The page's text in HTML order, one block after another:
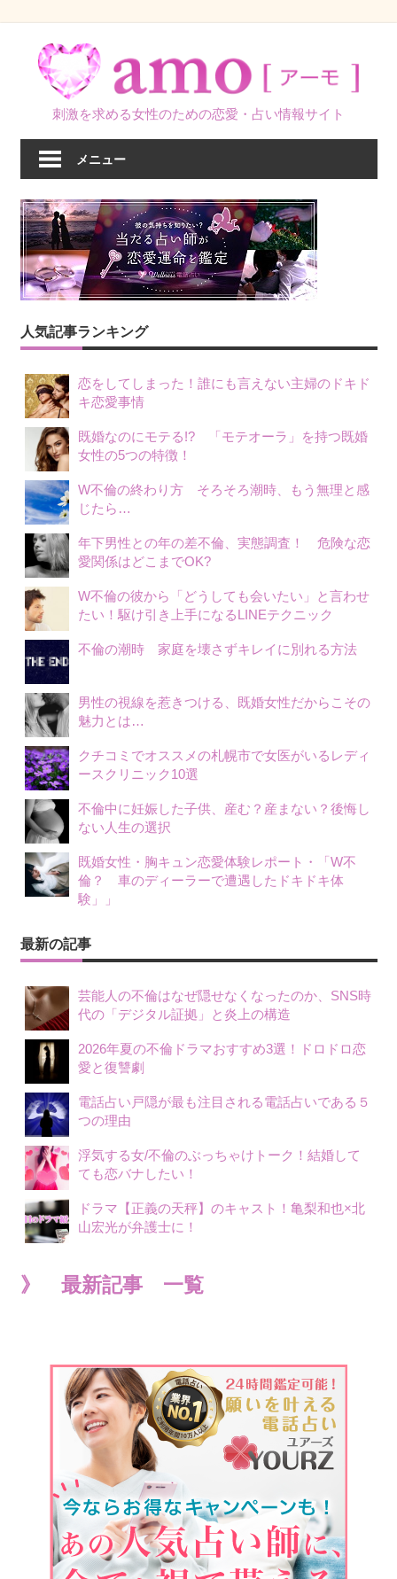
刺激を求める女性のための恋愛・占い情報サイト
メニュー
人気記事ランキング
恋をしてしまった！誰にも言えない主婦のドキド
キ恋愛事情
既婚なのにモテる!? 「モテオーラ」を持つ既婚
女性の5つの特徴！
W不倫の終わり方 そろそろ潮時、もう無理と感
じたら…
年下男性との年の差不倫、実態調査！ 危険な恋
愛関係はどこまでOK?
W不倫の彼から「どうしても会いたい」と言わせ
たい！駆け引き上手になるLINEテクニック
不倫の潮時 家庭を壊さずキレイに別れる方法
男性の視線を惹きつける、既婚女性だからこその
魅力とは…
クチコミでオススメの札幌市で女医がいるレディ
ースクリニック10選
不倫中に妊娠した子供、産む？産まない？後悔し
ない人生の選択
既婚女性・胸キュン恋愛体験レポート・「W不
倫？ 車のディーラーで遭遇したドキドキ体
験」」
最新の記事
芸能人の不倫はなぜ隠せなくなったのか、SNS時
代の「デジタル証拠」と炎上の構造
2026年夏の不倫ドラマおすすめ3選！ドロドロ恋
愛と復讐劇
電話占い戸隠が最も注目される電話占いである５
つの理由
浮気する女/不倫のぶっちゃけトーク！結婚して
ても恋バナしたい！
ドラマ【正義の天秤】のキャスト！亀梨和也×北
山宏光が弁護士に！
》 最新記事 一覧